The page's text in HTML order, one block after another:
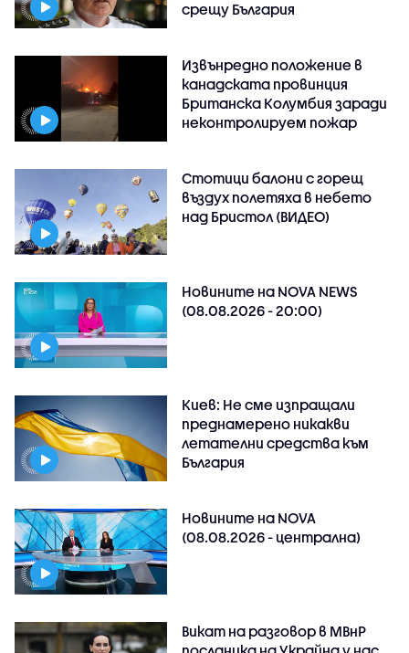
срещу България
Извънредно положение в
канадската провинция
Британска Колумбия заради
неконтролируем пожар
Стотици балони с горещ
въздух полетяха в небето
над Бристол (ВИДЕО)
Новините на NOVA NEWS
(08.08.2026 - 20:00)
Киев: Не сме изпращали
преднамерено никакви
летателни средства към
България
Новините на NOVA
(08.08.2026 - централна)
Викат на разговор в МВнР